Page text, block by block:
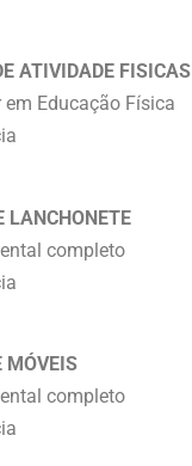
ATIVIDADE FISICAS
em Educação Física
LANCHONETE
completo
MÓVEIS
completo